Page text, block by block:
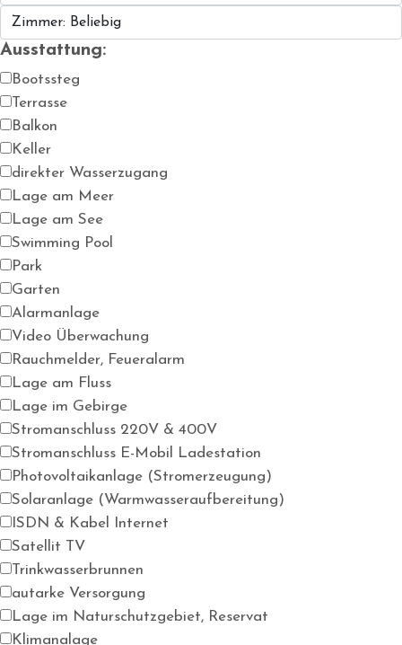
Ausstattung:
Bootssteg
Terrasse
Balkon
Keller
direkter Wasserzugang
Lage am Meer
Lage am See
Swimming Pool
Park
Garten
Alarmanlage
Video Überwachung
Rauchmelder, Feueralarm
Lage am Fluss
Lage im Gebirge
Stromanschluss 220V & 400V
Stromanschluss E-Mobil Ladestation
Photovoltaikanlage (Stromerzeugung)
Solaranlage (Warmwasseraufbereitung)
ISDN & Kabel Internet
Satellit TV
Trinkwasserbrunnen
autarke Versorgung
Lage im Naturschutzgebiet, Reservat
Klimanalage